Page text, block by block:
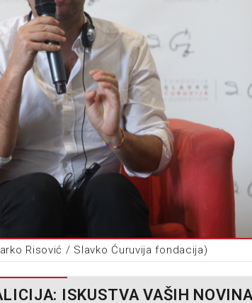
Risović / Slavko Ćuruvija fondacija)
ISKUSTVA VAŠIH